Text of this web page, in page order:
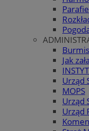
Jak
Urząd
MOPS
Urząd
Urząd